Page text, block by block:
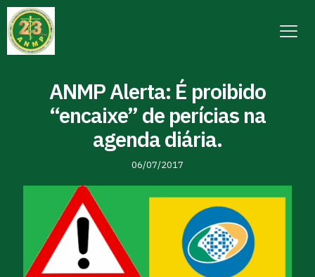
ANMP Alerta: É proibido
“encaixe” de perícias na
agenda diária.
06/07/2017